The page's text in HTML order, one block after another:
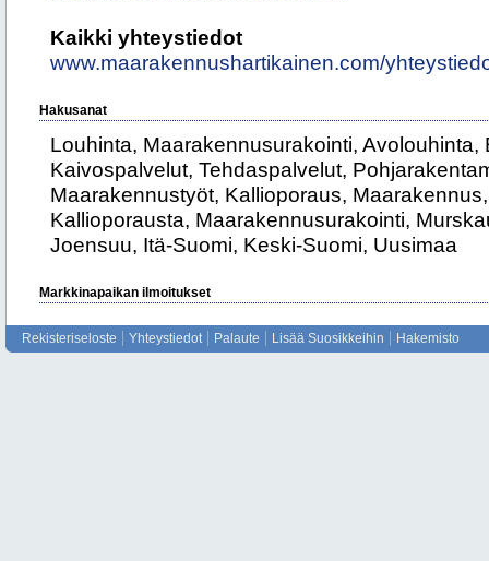
Kaikki yhteystiedot
www.maarakennushartikainen.com/
Hakusanat
Louhinta, Maarakennusurakointi, Avolouhinta,
Kaivospalvelut, Tehdaspalvelut,
Maarakennustyöt, Kallioporaus,
Kallioporausta, Maarakennusurakointi,
Joensuu, Itä-Suomi, Keski-Suomi, Uusimaa
Markkinapaikan ilmoitukset
Rekisteriseloste Yhteystiedot Palaute Lisää Suosikkeihin Hakemisto